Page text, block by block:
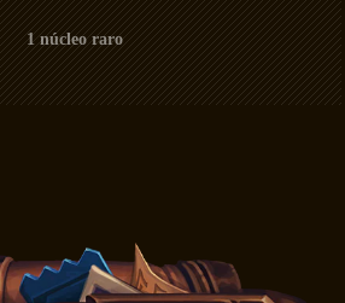
1 núcleo raro